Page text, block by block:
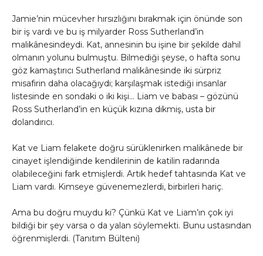
Jamie’nin mücevher hırsızlığını bırakmak için önünde son
bir iş vardı ve bu iş milyarder Ross Sutherland’in
malikânesindeydi. Kat, annesinin bu işine bir şekilde dahil
olmanın yolunu bulmuştu. Bilmediği şeyse, o hafta sonu
göz kamaştırıcı Sutherland malikânesinde iki sürpriz
misafirin daha olacağıydı; karşılaşmak istediği insanlar
listesinde en sondaki o iki kişi… Liam ve babası – gözünü
Ross Sutherland’in en küçük kızına dikmiş, usta bir
dolandırıcı.
Kat ve Liam felakete doğru sürüklenirken malikânede bir
cinayet işlendiğinde kendilerinin de katilin radarında
olabileceğini fark etmişlerdi. Artık hedef tahtasında Kat ve
Liam vardı. Kimseye güvenemezlerdi, birbirleri hariç.
Ama bu doğru muydu ki? Çünkü Kat ve Liam’ın çok iyi
bildiği bir şey varsa o da yalan söylemekti. Bunu ustasından
öğrenmişlerdi. (Tanıtım Bülteni)